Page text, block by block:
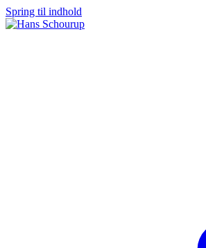
Spring til indhold